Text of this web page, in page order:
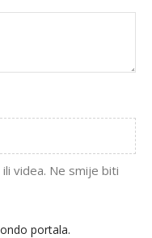
videa. Ne smije biti
portala.